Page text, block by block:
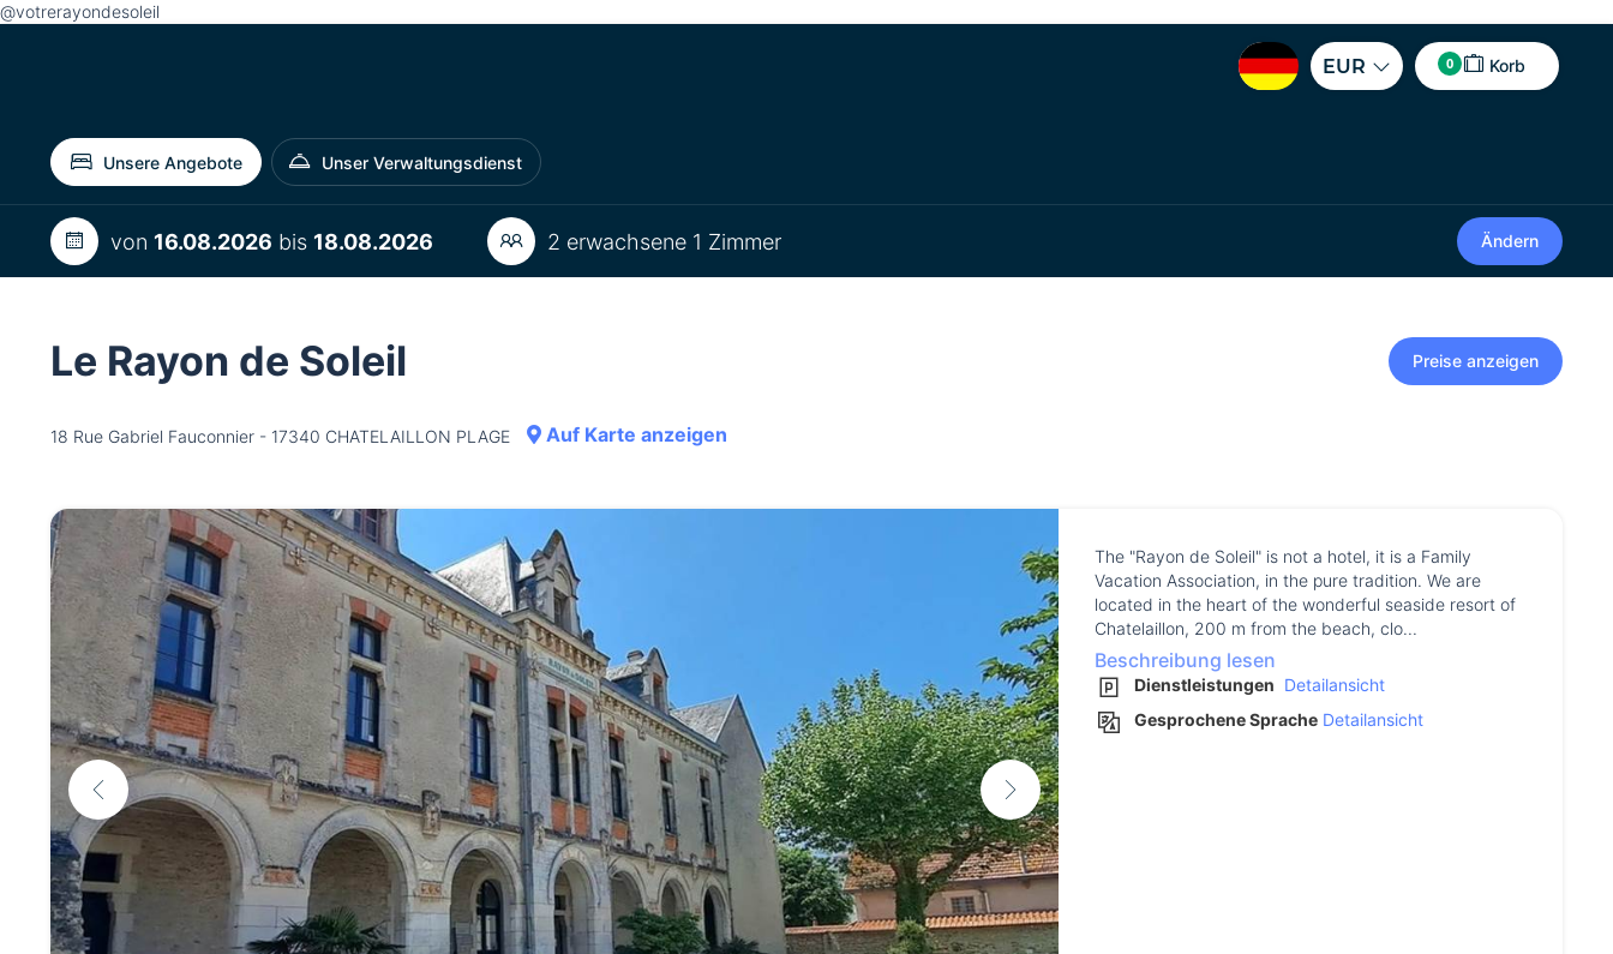
@votrerayondesoleil
EUR 0 Korb
Unsere Angebote Unser Verwaltungsdienst
von 16.08.2026 bis 18.08.2026 2 erwachsene 1 Zimmer Ändern
Le Rayon de Soleil
18 Rue Gabriel Fauconnier - 17340 CHATELAILLON PLAGE Auf Karte anzeigen
Preise anzeigen
The "Rayon de Soleil" is not a hotel, it is a Family
Vacation Association, in the pure tradition. We are
located in the heart of the wonderful seaside resort of
Chatelaillon, 200 m from the beach, clo...
Beschreibung lesen
Dienstleistungen Detailansicht
Gesprochene Sprache Detailansicht